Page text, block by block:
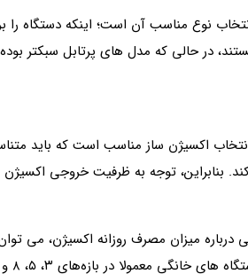
نوع مناسب آن است؛ اینکه دستگاه
در حالی‌ که مدل‌ های پرتابل سبکتر
اکسیژن‌ ساز مناسب است که باید
بنابراین، توجه به ظرفیت خروجی
میزان مصرف روزانه اکسیژن، می